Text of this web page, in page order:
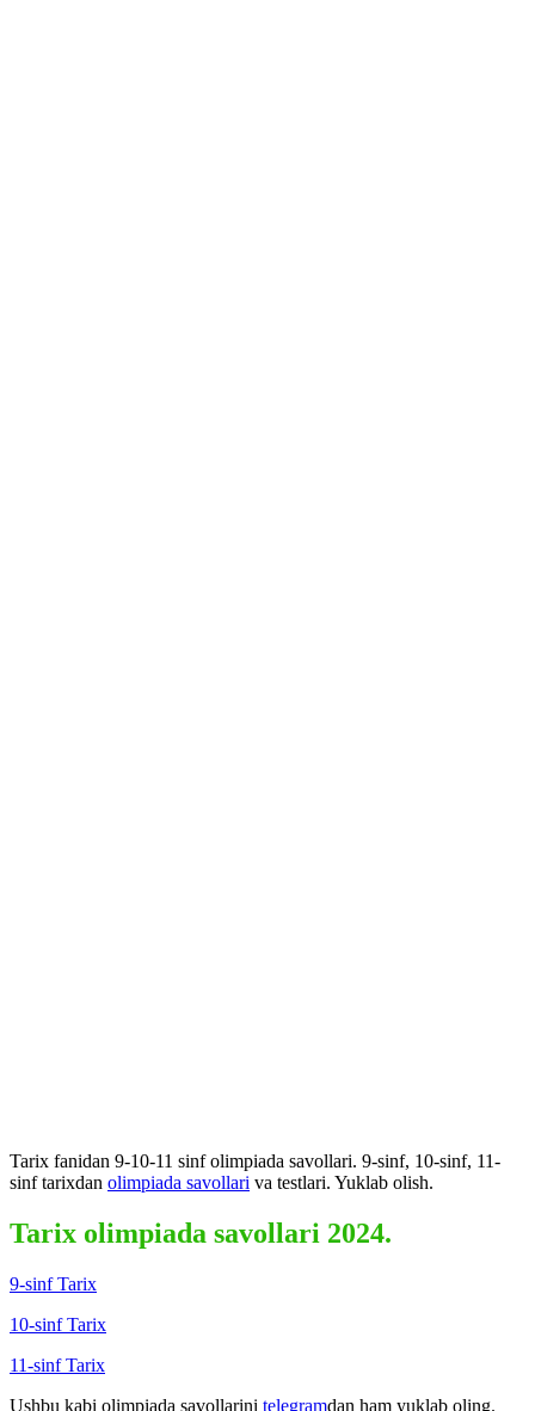
Tarix fanidan 9-10-11 sinf olimpiada savollari. 9-sinf, 10-sinf, 11-
sinf tarixdan olimpiada savollari va testlari. Yuklab olish.
Tarix olimpiada savollari 2024.
9-sinf Tarix
10-sinf Tarix
11-sinf Tarix
Ushbu kabi olimpiada savollarini telegramdan ham yuklab oling.